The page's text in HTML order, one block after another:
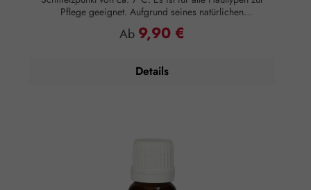
Pflege geeignet. Aufgrund seines natürlichen
Lichtschutzfaktors von 3 bis 4 wird es auch als Basis für
Sonnenöle verwendet. Darüber hinaus wird es als
Normale Haut, Anspruchsvolle Haut, Trockene Haut, Ölige
Regulärer Preis:
Ab 9,90 €
Details